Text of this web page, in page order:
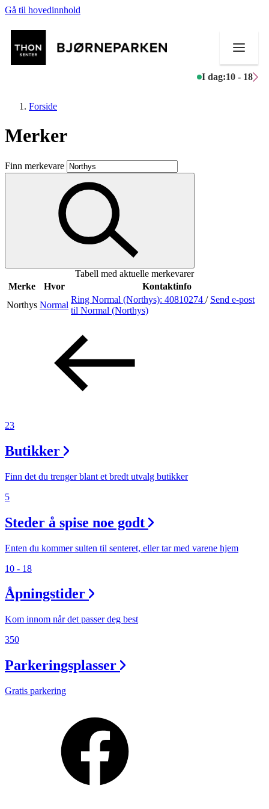
Gå til hovedinnhold
I dag:10 - 18
Butikker
Mat og drikke
Aktiviteter
Søk
Åpningstider
Praktisk informasjon
Gavekort
Finn frem
Forside
Merker
Finn merkevare
Tabell med aktuelle merkevarer
Merke
Hvor
Kontaktinfo
Northys Normal
Ring Normal (Northys): 40810274 / Send e-post
til Normal (Northys)
23
Butikker
Finn det du trenger blant et bredt utvalg butikker
5
Steder å spise noe godt
Enten du kommer sulten til senteret, eller tar med varene hjem
10 - 18
Åpningstider
Kom innom når det passer deg best
350
Parkeringsplasser
Gratis parkering